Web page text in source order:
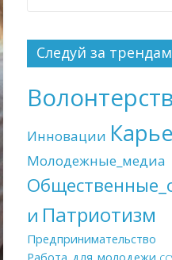
Следуй за
Инновации
Молодежные_медиа
и Патриотизм
Предпринимательство